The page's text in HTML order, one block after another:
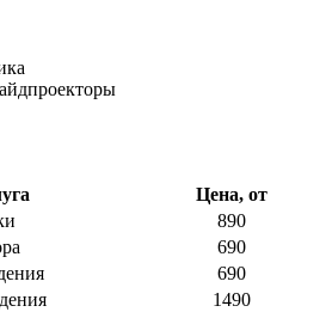
Цена, от
890
690
690
1490